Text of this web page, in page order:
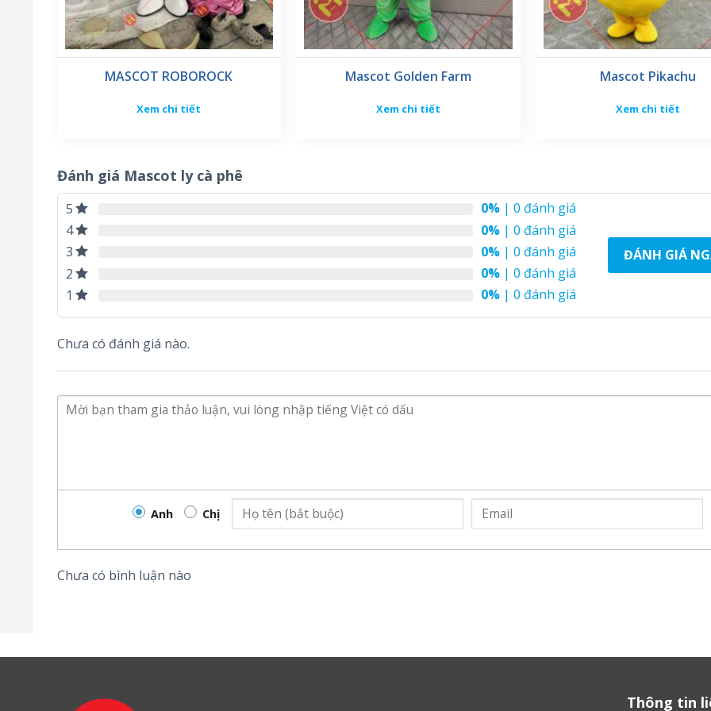
Mascot hình ly cà phê được sử dụng phổ biến ở đâu?
Mascot hình ly cà phê cũng có thể xuất hiện trong các sự kiện quảng cáo, triển lãm cà phê, hội chợ thực phẩm
sự kiện liên quan đến coffee shop, cà phê hộp, hay thậm chí các sự kiện giới thiệu sản phẩm mới trong ngành
nghiệp đồ uống.
MASCOT ROBOROCK
Xem chi tiết
Mascot Golden Farm
Xem chi tiết
Mascot Pikachu
Xem chi tiết
Đánh giá Mascot ly cà phê
5 0% | 0 đánh giá
4
0% | 0 đánh giá
3
0% | 0 đánh giá
2
0% | 0 đánh giá
1
0% | 0 đánh giá
ĐÁNH GIÁ
Chưa có đánh giá nào.
Anh Chị
Chưa có bình luận nào
Thông tin